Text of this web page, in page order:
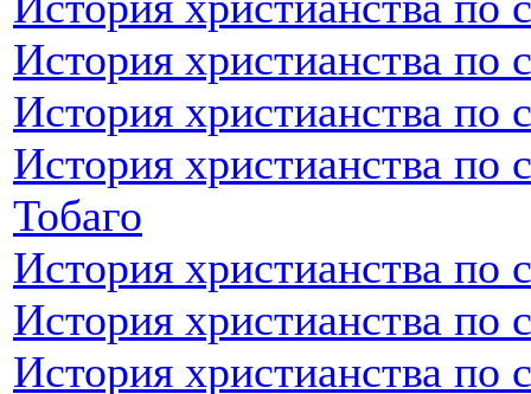
История христианства по
История христианства по
История христианства по
Тобаго
История христианства по
История христианства по
История христианства по